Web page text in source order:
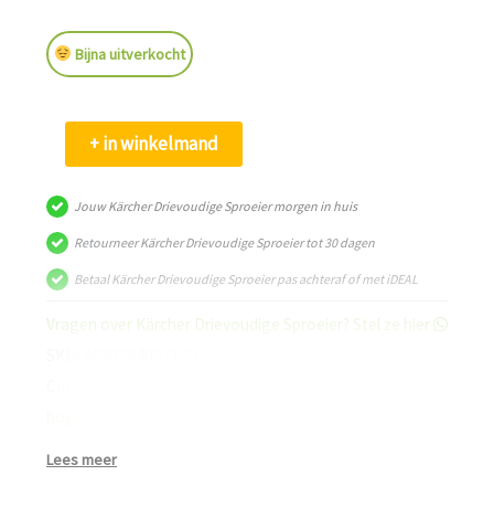
Bijna uitverkocht
Kärcher
Drievoudige
Sproeier
aantal
+ in winkelmand
Jouw Kärcher Drievoudige Sproeier morgen in huis
Retourneer Kärcher Drievoudige Sproeier tot 30 dagen
Betaal Kärcher Drievoudige Sproeier pas achteraf of met iDEAL
Vragen over Kärcher Drievoudige Sproeier? Stel ze hier
Lees meer